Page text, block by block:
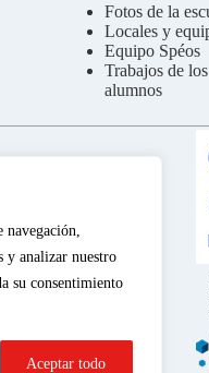
navegación,
y analizar nuestro
su consentimiento
Aceptar todo
Fotos de la
Locales y
Equipo Spéos
Trabajos de los
alumnos
las
del
el